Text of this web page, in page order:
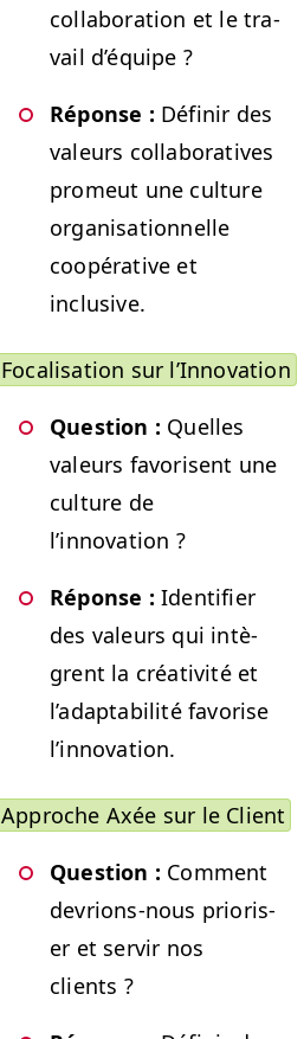
col­lab­o­ra­tion et le tra­
vail d’équipe ?
Réponse : Définir des
valeurs col­lab­o­ra­tives
promeut une cul­ture
organ­i­sa­tion­nelle
coopéra­tive et
inclusive.
Focal­i­sa­tion sur l’Innovation
Ques­tion : Quelles
valeurs favorisent une
cul­ture de
l’innovation ?
Réponse : Iden­ti­fi­er
des valeurs qui intè­
grent la créa­tiv­ité et
l’adapt­abil­ité favorise
l’innovation.
Approche Axée sur le Client
Ques­tion : Com­ment
devri­ons-nous pri­oris­
er et servir nos
clients ?